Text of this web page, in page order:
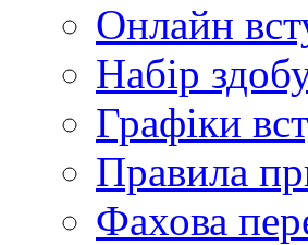
Онлайн
Набір
Графіки
Правила
Фахова